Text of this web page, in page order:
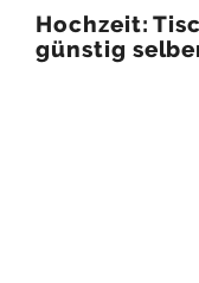
Hochzeit:
günstig